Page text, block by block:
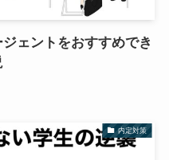
ェントをおすすめでき
内定対策